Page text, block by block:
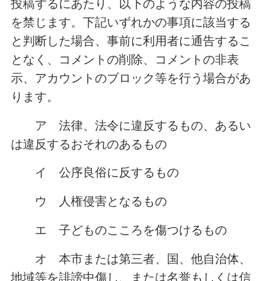
投稿するにあたり、以下のような内容の投稿
を禁じます。下記いずれかの事項に該当する
と判断した場合、事前に利用者に通告するこ
となく、コメントの削除、コメントの非表
示、アカウントのブロック等を行う場合があ
ります。
ア 法律、法令に違反するもの、あるい
は違反するおそれのあるもの
イ 公序良俗に反するもの
ウ 人権侵害となるもの
エ 子どものこころを傷つけるもの
オ 本市または第三者、国、他自治体、
地域等を誹謗中傷し、または名誉もしくは信